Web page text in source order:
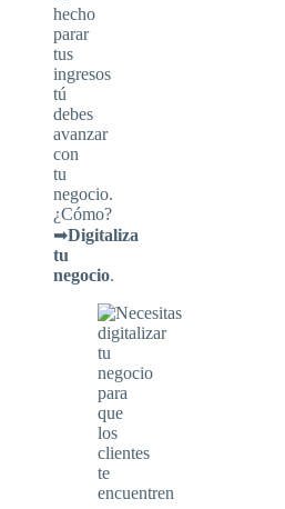
hecho
parar
tus
ingresos
tú
debes
avanzar
con
tu
negocio.
¿Cómo?
➡Digitaliza
tu
negocio.